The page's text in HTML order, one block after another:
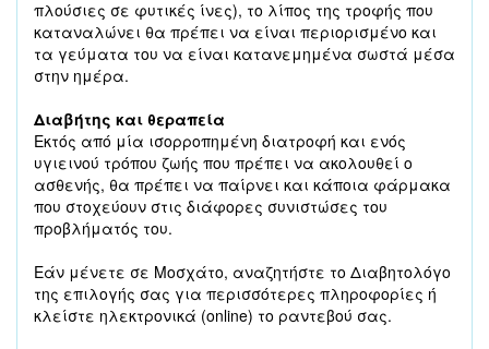
πλούσιες σε φυτικές ίνες), το λίπος της τροφής που
καταναλώνει θα πρέπει να είναι περιορισμένο και
τα γεύματα του να είναι κατανεμημένα σωστά μέσα
στην ημέρα.
Διαβήτης και θεραπεία
Εκτός από μία ισορροπημένη διατροφή και ενός
υγιεινού τρόπου ζωής που πρέπει να ακολουθεί ο
ασθενής, θα πρέπει να παίρνει και κάποια φάρμακα
που στοχεύουν στις διάφορες συνιστώσες του
προβλήματός του.
Εάν μένετε σε Μοσχάτο, αναζητήστε το Διαβητολόγο
της επιλογής σας για περισσότερες πληροφορίες ή
κλείστε ηλεκτρονικά (online) το ραντεβού σας.